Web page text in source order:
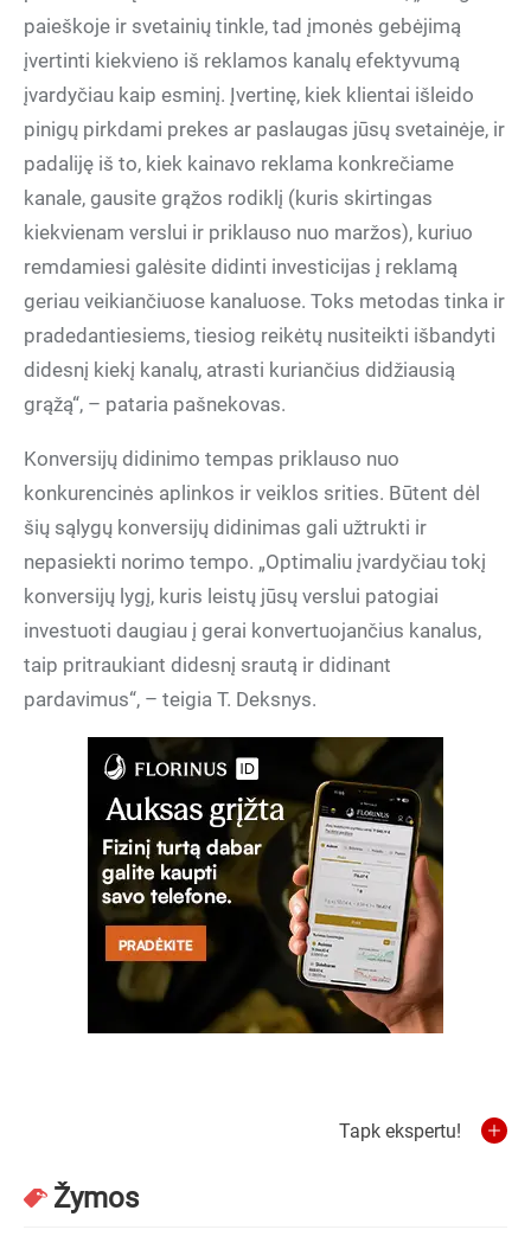
paieškoje ir svetainių tinkle, tad įmonės gebėjimą
įvertinti kiekvieno iš reklamos kanalų efektyvumą
įvardyčiau kaip esminį. Įvertinę, kiek klientai išleido
pinigų pirkdami prekes ar paslaugas jūsų svetainėje, ir
padaliję iš to, kiek kainavo reklama konkrečiame
kanale, gausite grąžos rodiklį (kuris skirtingas
kiekvienam verslui ir priklauso nuo maržos), kuriuo
remdamiesi galėsite didinti investicijas į reklamą
geriau veikiančiuose kanaluose. Toks metodas tinka ir
pradedantiesiems, tiesiog reikėtų nusiteikti išbandyti
didesnį kiekį kanalų, atrasti kuriančius didžiausią
grąžą“, – pataria pašnekovas.
Konversijų didinimo tempas priklauso nuo
konkurencinės aplinkos ir veiklos srities. Būtent dėl
šių sąlygų konversijų didinimas gali užtrukti ir
nepasiekti norimo tempo. „Optimaliu įvardyčiau tokį
konversijų lygį, kuris leistų jūsų verslui patogiai
investuoti daugiau į gerai konvertuojančius kanalus,
taip pritraukiant didesnį srautą ir didinant
pardavimus“, – teigia T. Deksnys.
Tapk ekspertu!
Žymos